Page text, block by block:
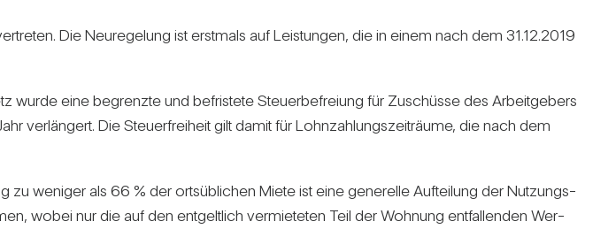
Die Neu­re­ge­lung ist erst­mals auf Leis­tungen, die in einem nach dem 31.12.2019
wurde eine begrenzte und befris­tete Steu­er­be­freiung für Zuschüsse des Arbeit­ge­bers
ver­län­gert. Die Steu­er­frei­heit gilt damit für Lohn­zah­lungs­zeit­räume, die nach dem
zu weniger als 66 % der orts­üb­li­chen Miete ist eine gene­relle Auf­tei­lung der Nut­zungs­
wobei nur die auf den ent­gelt­lich ver­mie­teten Teil der Woh­nung ent­fal­lenden Wer­